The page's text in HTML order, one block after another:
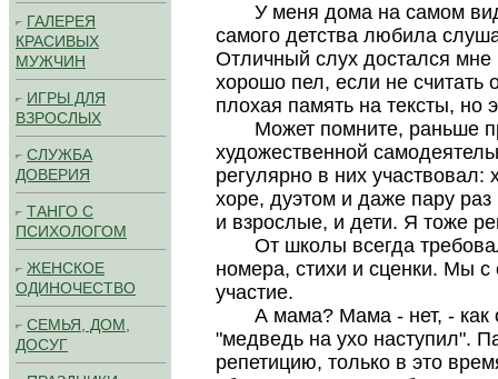
ГАЛЕРЕЯ
КРАСИВЫХ
МУЖЧИН
ИГРЫ ДЛЯ
ВЗРОСЛЫХ
СЛУЖБА
ДОВЕРИЯ
ТАНГО С
ПСИХОЛОГОМ
ЖЕНСКОЕ
ОДИНОЧЕСТВО
СЕМЬЯ, ДОМ,
ДОСУГ
У меня дома на самом
самого детства любила
Отличный слух достался мне
хорошо пел, если не считать
плохая память на тексты, но
Может помните, раньше
художественной
регулярно в них
хоре, дуэтом и даже пару
и взрослые, и дети. Я тоже
От школы всегда
номера, стихи и сценки. Мы
участие.
А мама? Мама - нет, - как
"медведь на ухо наступил".
репетицию, только в это